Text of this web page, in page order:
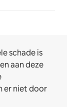
schade is
aan deze
er niet door